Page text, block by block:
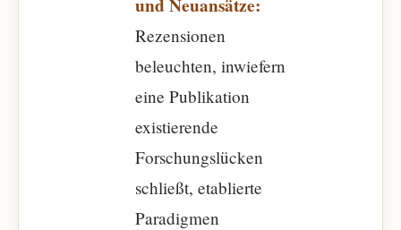
und Neuansätze:
Rezensionen
beleuchten, inwiefern
eine Publikation
existierende
Forschungslücken
schließt, etablierte
Paradigmen